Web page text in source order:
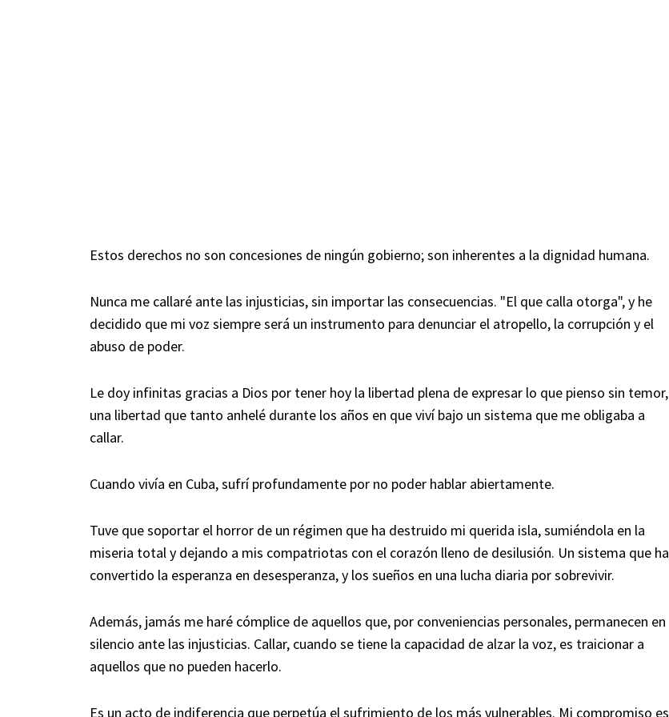
Estos derechos no son concesiones de ningún gobierno; son inherentes a la dignidad humana.
Nunca me callaré ante las injusticias, sin importar las consecuencias. "El que calla otorga", y he
decidido que mi voz siempre será un instrumento para denunciar el atropello, la corrupción y el
abuso de poder.
Le doy infinitas gracias a Dios por tener hoy la libertad plena de expresar lo que pienso sin temor,
una libertad que tanto anhelé durante los años en que viví bajo un sistema que me obligaba a
callar.
Cuando vivía en Cuba, sufrí profundamente por no poder hablar abiertamente.
Tuve que soportar el horror de un régimen que ha destruido mi querida isla, sumiéndola en la
miseria total y dejando a mis compatriotas con el corazón lleno de desilusión. Un sistema que ha
convertido la esperanza en desesperanza, y los sueños en una lucha diaria por sobrevivir.
Además, jamás me haré cómplice de aquellos que, por conveniencias personales, permanecen en
silencio ante las injusticias. Callar, cuando se tiene la capacidad de alzar la voz, es traicionar a
aquellos que no pueden hacerlo.
Es un acto de indiferencia que perpetúa el sufrimiento de los más vulnerables. Mi compromiso es